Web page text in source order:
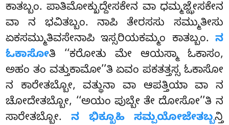
ಕಾತಬ್ಬಂ. ಪಾತಿಮೋಕ್ಖುದ್ದೇಸಕೇನ ವಾ ಧಮ್ಮಜ್ಝೇಸಕೇನ
ವಾ ನ ಭವಿತಬ್ಬಂ. ನಾಪಿ ತೇರಸಸು ಸಮ್ಮುತೀಸು
ಏಕಸಮ್ಮುತಿವಸೇನಾಪಿ ಇಸ್ಸರಿಯಕಮ್ಮಂ ಕಾತಬ್ಬಂ. ನ
ಓಕಾಸೋತಿ ‘‘ಕರೋತು ಮೇ ಆಯಸ್ಮಾ ಓಕಾಸಂ,
ಅಹಂ ತಂ ವತ್ತುಕಾಮೋ’’ತಿ ಏವಂ ಪಕತತ್ತಸ್ಸ ಓಕಾಸೋ
ನ ಕಾರೇತಬ್ಬೋ, ವತ್ಥುನಾ ವಾ ಆಪತ್ತಿಯಾ ವಾ ನ
ಚೋದೇತಬ್ಬೋ, ‘‘ಅಯಂ ಪುಬ್ಬೇ ತೇ ದೋಸೋ’’ತಿ ನ
ಸಾರೇತಬ್ಬೋ.ನ ಭಿಕ್ಖೂಹಿ ಸಮ್ಪಯೋಜೇತಬ್ಬನ್ತಿ